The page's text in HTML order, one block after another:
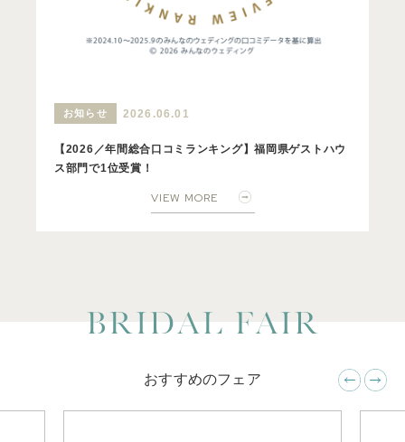
お知らせ 2026.06.01
【2026／年間総合口コミランキング】福岡県ゲストハウ
ス部門で1位受賞！
VIEW MORE
おすすめのフェア